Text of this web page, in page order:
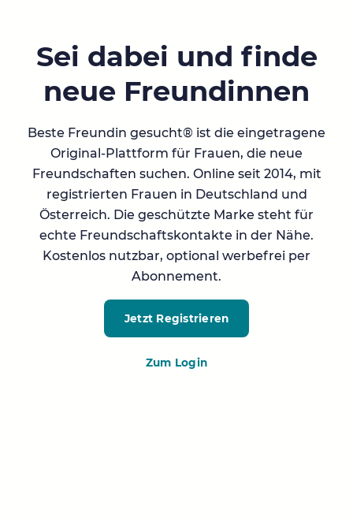
Sei dabei und finde
neue Freundinnen
Beste Freundin gesucht® ist die eingetragene
Original-Plattform für Frauen, die neue
Freundschaften suchen. Online seit 2014, mit
registrierten Frauen in Deutschland und
Österreich. Die geschützte Marke steht für
echte Freundschaftskontakte in der Nähe.
Kostenlos nutzbar, optional werbefrei per
Abonnement.
Jetzt Registrieren
Zum Login